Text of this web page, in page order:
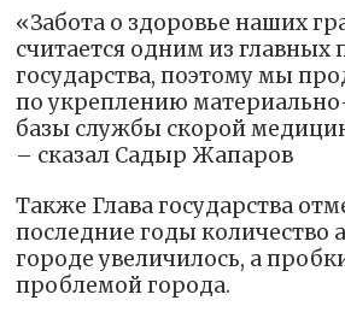
«Забота о здоровье наших
считается одним из главных
государства, поэтому мы
по укреплению
базы службы скорой
– сказал Садыр Жапаров
Также Глава государства
последние годы количество
городе увеличилось, а
проблемой города.